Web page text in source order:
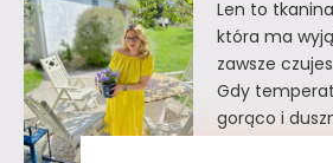
Len to
która ma
zawsze
Gdy
gorąco i